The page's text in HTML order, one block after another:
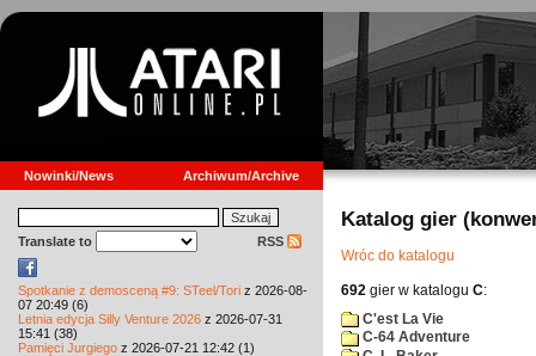
Nowinki/News Archiwum/Archive
Translate to RSS
Spotkanie z demosceną #9: STeel/Tori z 2026-08-
07 20:49 (6)
Letnia edycja Silly Venture 2026 z 2026-07-31
15:41 (38)
Pamięci Jurgiego z 2026-07-21 12:42 (1)
Katalog gier
Wróc do katalogu
692 gier w katalogu C:
C'est La Vie
C-64 Adventure